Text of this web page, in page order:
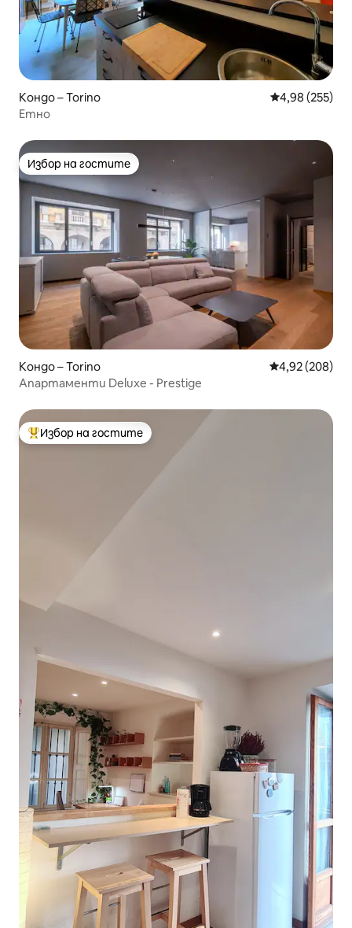
Кондо – Torino Средна
4,98 (255)
Етно
Избор на гостите
Избор на гостите
Кондо – Torino Средна
4,92 (208)
Апартаменти Deluxe - Prestige
Най-популярен избор на гостите
Избор на гостите